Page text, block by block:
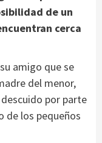
de un
cerca
amigo que se
del menor,
por parte
de los pequeños